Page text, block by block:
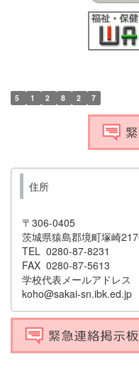
5 1 2 8 2 7
住所
〒306-0405
茨城県猿島郡境町塚崎
TEL 0280-87-8231
FAX 0280-87-5613
学校代表メールアドレス
koho@sakai-sn.ibk.ed.jp